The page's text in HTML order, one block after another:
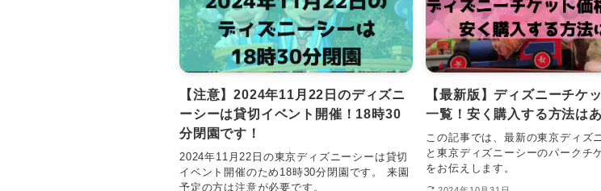
【注意】2024年11月22日のディズニ
ーシーは貸切イベント開催！18時30
分閉園です！
2024年11月22日の東京ディズニーシーは貸切
イベント開催のため18時30分閉園です。 来園
予定の方は注意が必要です。
【最新版】ディズニーチケ
一覧！安く購入する方法は
この記事では、最新の東京ディズ
と東京ディズニーシーのパークチ
をお伝えします。